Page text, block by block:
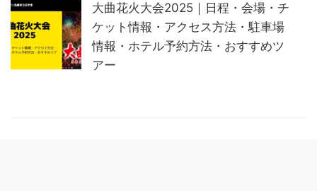
大曲花火大会2025｜日程・会場・チ
ケット情報・アクセス方法・駐車場
情報・ホテル予約方法・おすすめツ
アー